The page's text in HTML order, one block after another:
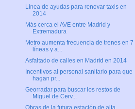
Línea de ayudas para renovar taxis en
2014
Más cerca el AVE entre Madrid y
Extremadura
Metro aumenta frecuencia de trenes en 7
líneas y a...
Asfaltado de calles en Madrid en 2014
Incentivos al personal sanitario para que
hagan pr...
Georradar para buscar los restos de
Miguel de Cerv...